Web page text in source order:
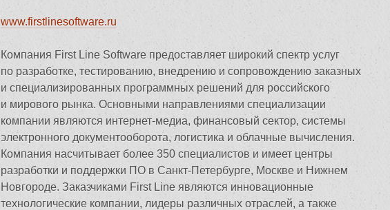
www.firstlinesoftware.ru
Компания First Line Software предоставляет широкий спектр услуг
по разработке, тестированию, внедрению и сопровождению заказных
и специализированных программных решений для российского
и мирового рынка. Основными направлениями специализации
компании являются интернет-медиа, финансовый сектор, системы
электронного документооборота, логистика и облачные вычисления.
Компания насчитывает более 350 специалистов и имеет центры
разработки и поддержки ПО в Санкт-Петербурге, Москве и Нижнем
Новгороде. Заказчиками First Line являются инновационные
технологические компании, лидеры различных отраслей, а также